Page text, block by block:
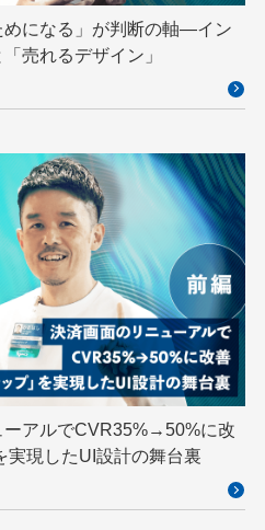
イベントレポート
ンハウス お名前.com
サマーインターン スクラム
スト セキュリティ
チームビルディング
キュリティもGMO
バックエンド
ーマノイドロボット
ミング教育
ロントエンド ペアリング暗号
めになる」が判断の軸―イン
売れるデザイン」
ーアルでCVR35%→50%に改
実現したUI設計の舞台裏